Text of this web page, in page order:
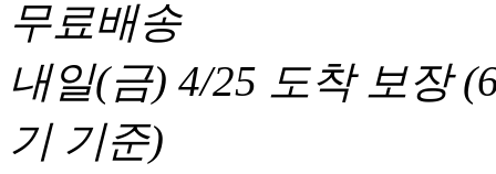
무료배송
내일(금) 4/25 도착 보장(
기 기준)